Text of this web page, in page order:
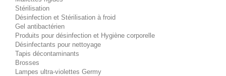
Stérilisation
Désinfection et Stérilisation à froid
Gel antibactérien
Produits pour désinfection et Hygiène corporelle
Désinfectants pour nettoyage
Tapis décontaminants
Brosses
Lampes ultra-violettes Germy